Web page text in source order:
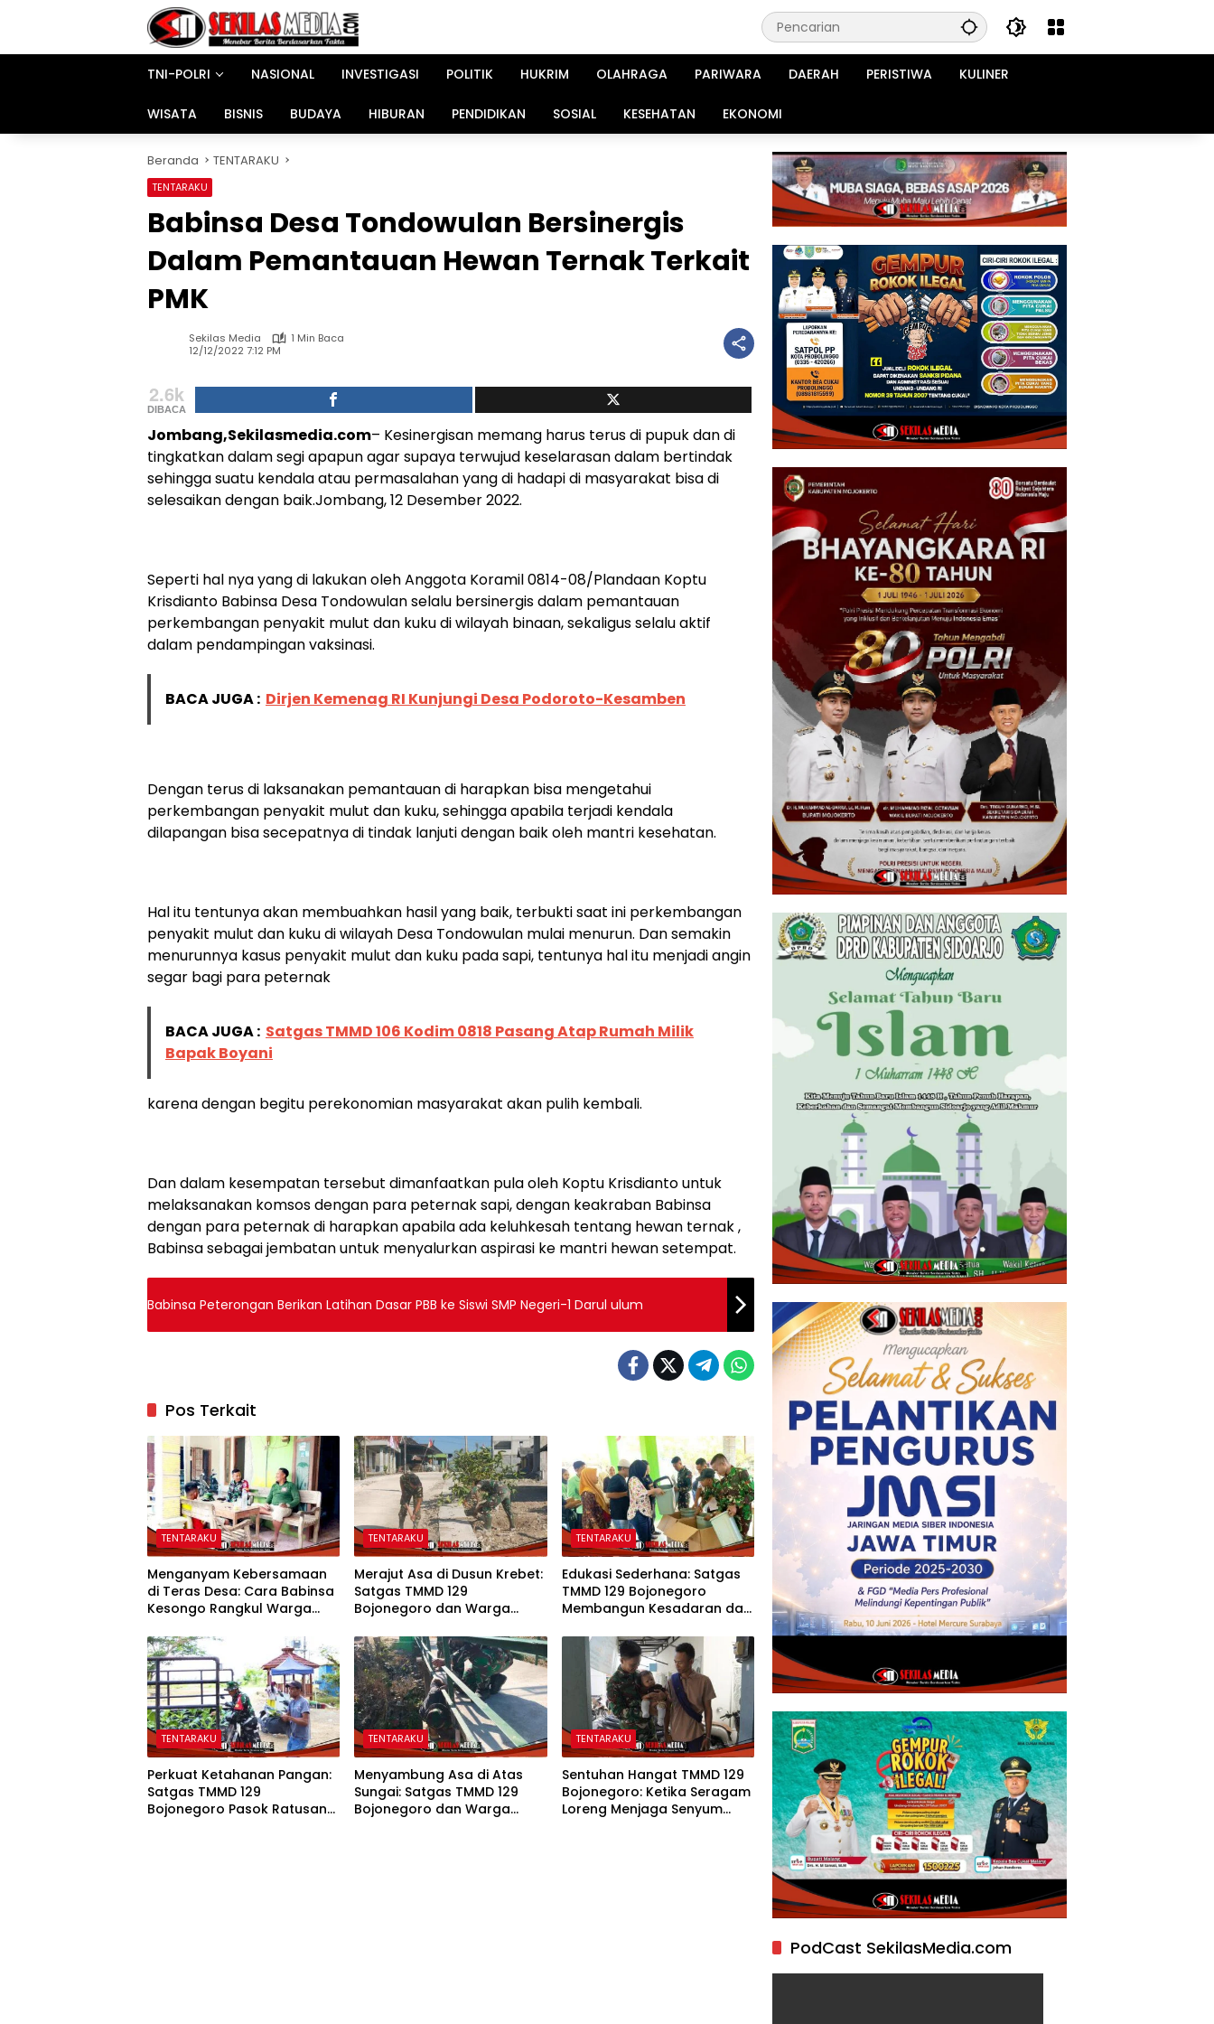
TNI-POLRI
NASIONAL INVESTIGASI POLITIK HUKRIM OLAHRAGA PARIWARA DAERAH PERISTIWA KULINER
WISATA BISNIS BUDAYA HIBURAN PENDIDIKAN SOSIAL KESEHATAN EKONOMI
Beranda TENTARAKU
TENTARAKU
Babinsa Desa Tondowulan Bersinergis
Dalam Pemantauan Hewan Ternak Terkait
PMK
Sekilas Media
1 Min Baca
12/12/2022 7:12 PM
2.6k
DIBACA
Jombang,Sekilasmedia.com– Kesinergisan memang harus terus di pupuk dan di
tingkatkan dalam segi apapun agar supaya terwujud keselarasan dalam bertindak
sehingga suatu kendala atau permasalahan yang di hadapi di masyarakat bisa di
selesaikan dengan baik.Jombang, 12 Desember 2022.
Seperti hal nya yang di lakukan oleh Anggota Koramil 0814-08/Plandaan Koptu
Krisdianto Babinsa Desa Tondowulan selalu bersinergis dalam pemantauan
perkembangan penyakit mulut dan kuku di wilayah binaan, sekaligus selalu aktif
dalam pendampingan vaksinasi.
BACA JUGA : Dirjen Kemenag RI Kunjungi Desa Podoroto-Kesamben
Dengan terus di laksanakan pemantauan di harapkan bisa mengetahui
perkembangan penyakit mulut dan kuku, sehingga apabila terjadi kendala
dilapangan bisa secepatnya di tindak lanjuti dengan baik oleh mantri kesehatan.
Hal itu tentunya akan membuahkan hasil yang baik, terbukti saat ini perkembangan
penyakit mulut dan kuku di wilayah Desa Tondowulan mulai menurun. Dan semakin
menurunnya kasus penyakit mulut dan kuku pada sapi, tentunya hal itu menjadi angin
segar bagi para peternak
BACA JUGA : Satgas TMMD 106 Kodim 0818 Pasang Atap Rumah Milik
Bapak Boyani
karena dengan begitu perekonomian masyarakat akan pulih kembali.
Dan dalam kesempatan tersebut dimanfaatkan pula oleh Koptu Krisdianto untuk
melaksanakan komsos dengan para peternak sapi, dengan keakraban Babinsa
dengan para peternak di harapkan apabila ada keluhkesah tentang hewan ternak ,
Babinsa sebagai jembatan untuk menyalurkan aspirasi ke mantri hewan setempat.
Babinsa Peterongan Berikan Latihan Dasar PBB ke Siswi SMP Negeri-1 Darul ulum
Pos Terkait
TENTARAKU
Menganyam Kebersamaan
di Teras Desa: Cara Babinsa
Kesongo Rangkul Warga
Bojonegoro
TENTARAKU
Merajut Asa di Dusun Krebet:
Satgas TMMD 129
Bojonegoro dan Warga
TENTARAKU
Edukasi Sederhana: Satgas
TMMD 129 Bojonegoro
Membangun Kesadaran dan
di Kesongo
TENTARAKU
Perkuat Ketahanan Pangan:
Satgas TMMD 129
Bojonegoro Pasok Ratusan
TENTARAKU
Menyambung Asa di Atas
Sungai: Satgas TMMD 129
Bojonegoro dan Warga
TENTARAKU
Sentuhan Hangat TMMD 129
Bojonegoro: Ketika Seragam
Loreng Menjaga Senyum
PodCast SekilasMedia.com